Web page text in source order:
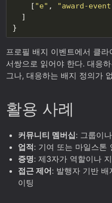
    [
"e" , "award-
프로필 배지 이벤트에서 클라
서쌍으로 읽어야 한다. 대응
그나, 대응하는 배지 정의가
활용 사례
커뮤니티 멤버십: 그룹이
업적: 기여 또는 마일스톤
증명: 제3자가 역할이나
접근 제어: 발행자 기반 배
이팅